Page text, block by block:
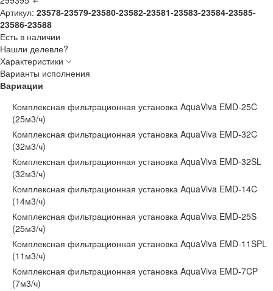
Артикул: 23578-23579-23580-23582-23581-23583-23584-23585-
23586-23588
Есть в наличии
Нашли делевле?
Характеристики
Варианты исполнения
Вариации
Комплексная фильтрационная установка AquaViva EMD-25C
(25м3/ч)
Комплексная фильтрационная установка AquaViva EMD-32C
(32м3/ч)
Комплексная фильтрационная установка AquaViva EMD-32SL
(32м3/ч)
Комплексная фильтрационная установка AquaViva EMD-14C
(14м3/ч)
Комплексная фильтрационная установка AquaViva EMD-25S
(25м3/ч)
Комплексная фильтрационная установка AquaViva EMD-11SPL
(11м3/ч)
Комплексная фильтрационная установка AquaViva EMD-7CP
(7м3/ч)